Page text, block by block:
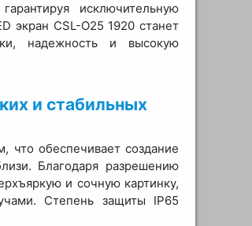
исключительную
экран CSL-O25 1920 станет
надежность и высокую
и стабильных
что обеспечивает создание
Благодаря разрешению
и сочную картинку,
Степень защиты IP65